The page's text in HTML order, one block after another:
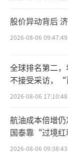
资于上证50
00-3000亿
时间很短
希望跻身前
为什么
首先
意的业绩饱
赢同类型被
股价异动背后
2026-08-06 09:47:49
全球排名第二，
不接受采访，
出水面？
2026-08-06 17:10:48
航油成本倍增
国泰靠“过境
2026-08-06 09:38:43